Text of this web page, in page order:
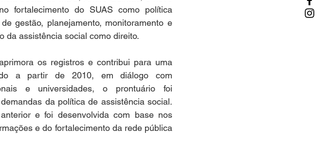
fortalecimento do SUAS como política
gestão, planejamento, monitoramento e
da assistência social como direito.
os registros e contribui para uma
a partir de 2010, em diálogo com
e universidades, o prontuário foi
da política de assistência social.
e foi desenvolvida com base nos
e do fortalecimento da rede pública